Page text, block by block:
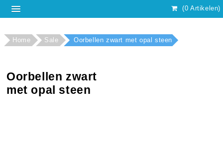
(0 Artikelen)
Home Sale Oorbellen zwart met opal steen
Oorbellen zwart
met opal steen